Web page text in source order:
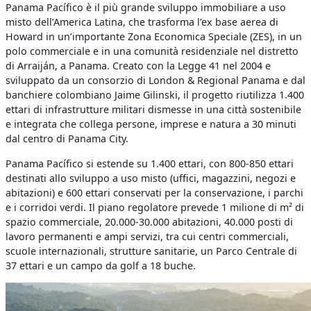
Panama Pacífico è il più grande sviluppo immobiliare a uso
misto dell’America Latina, che trasforma l’ex base aerea di
Howard in un’importante Zona Economica Speciale (ZES), in un
polo commerciale e in una comunità residenziale nel distretto
di Arraiján, a Panama. Creato con la Legge 41 nel 2004 e
sviluppato da un consorzio di London & Regional Panama e dal
banchiere colombiano Jaime Gilinski, il progetto riutilizza 1.400
ettari di infrastrutture militari dismesse in una città sostenibile
e integrata che collega persone, imprese e natura a 30 minuti
dal centro di Panama City.
Panama Pacífico si estende su 1.400 ettari, con 800-850 ettari
destinati allo sviluppo a uso misto (uffici, magazzini, negozi e
abitazioni) e 600 ettari conservati per la conservazione, i parchi
e i corridoi verdi. Il piano regolatore prevede 1 milione di m² di
spazio commerciale, 20.000-30.000 abitazioni, 40.000 posti di
lavoro permanenti e ampi servizi, tra cui centri commerciali,
scuole internazionali, strutture sanitarie, un Parco Centrale di
37 ettari e un campo da golf a 18 buche.